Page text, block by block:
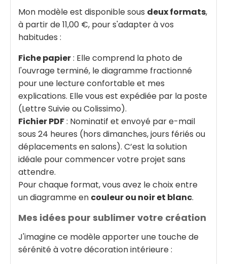
Mon modèle est disponible sous deux formats,
à partir de 11,00 €, pour s'adapter à vos
habitudes :
Fiche papier: Elle comprend la photo de
l'ouvrage terminé, le diagramme fractionné
pour une lecture confortable et mes
explications. Elle vous est expédiée par la poste
(Lettre Suivie ou Colissimo).
Fichier PDF: Nominatif et envoyé par e-mail
sous 24 heures (hors dimanches, jours fériés ou
déplacements en salons). C’est la solution
idéale pour commencer votre projet sans
attendre.
Pour chaque format, vous avez le choix entre
un diagramme en couleur ou noir et blanc.
Mes idées pour sublimer votre création
J'imagine ce modèle apporter une touche de
sérénité à votre décoration intérieure :